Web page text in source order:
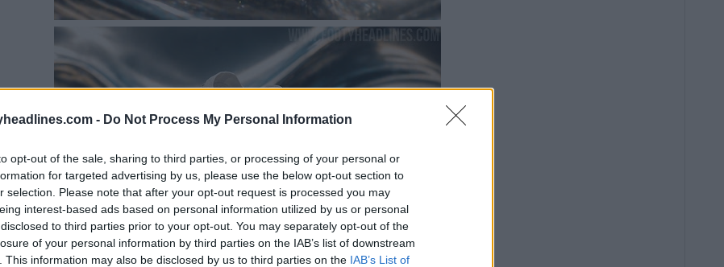
- Do Not Process My Personal Information
opt-out of the sale, sharing to third parties, or processing of your personal or
for targeted advertising by us, please use the below opt-out section to
selection. Please note that after your opt-out request is processed you may
interest-based ads based on personal information utilized by us or personal
to third parties prior to your opt-out. You may separately opt-out of the
of your personal information by third parties on the IAB’s list of downstream
This information may also be disclosed by us to third parties on the IAB’s List of